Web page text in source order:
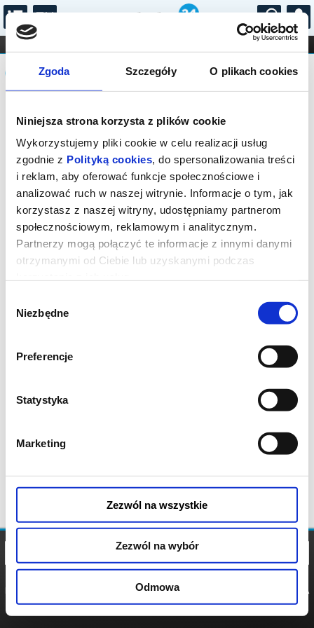
Zgoda Szczegóły O plikach cookies
Niniejsza strona korzysta z plików cookie
Wykorzystujemy pliki cookie w celu realizacji usług
zgodnie z Polityką cookies, do spersonalizowania treści
i reklam, aby oferować funkcje społecznościowe i
analizować ruch w naszej witrynie. Informacje o tym, jak
korzystasz z naszej witryny, udostępniamy partnerom
społecznościowym, reklamowym i analitycznym.
Partnerzy mogą połączyć te informacje z innymi danymi
otrzymanymi od Ciebie lub uzyskanymi podczas
zgody
Niezbędne
Preferencje
Statystyka
Marketing
Zezwól na wszystkie
Zezwól na wybór
Odmowa
...
FILHARMONIA OPERA I BALET
STAND-UP
DLA DZIECI
Komunikat
Sprzedaż biletów on-line na wydarzenie
została zakończona.
POLITYKA
POLITYKA